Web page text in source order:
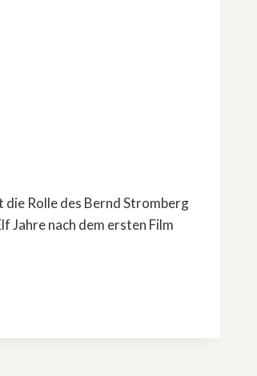
die Rolle des Bernd Stromberg
Jahre nach dem ersten Film